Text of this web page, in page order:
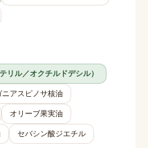
リル／オクチルドデシル）
ニアスピノサ核油
オリーブ果実油
セバシン酸ジエチル